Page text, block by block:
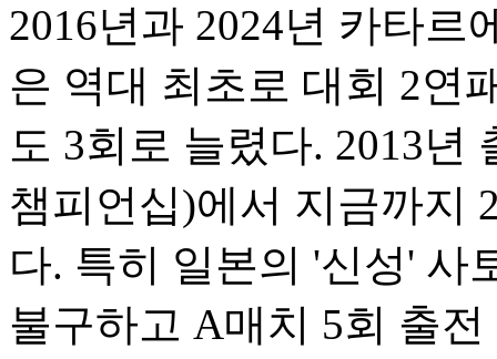
2016년과 2024년 카타르
은 역대 최초로 대회 2연
도 3회로 늘렸다. 2013년
챔피언십)에서 지금까지
다. 특히 일본의 '신성' 사
불구하고 A매치 5회 출